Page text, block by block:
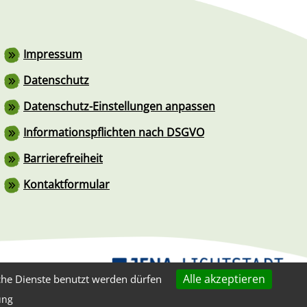
Fußzeile
Impressum
Datenschutz
Datenschutz-Einstellungen anpassen
Informationspflichten nach DSGVO
Barrierefreiheit
Kontaktformular
Dienste benutzt werden dürfen Alle akzeptieren